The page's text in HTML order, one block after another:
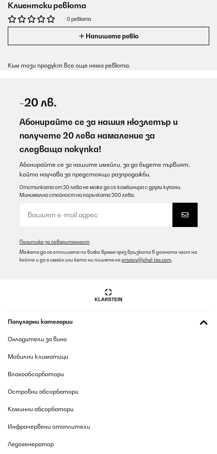
Клиентски ревюта
0 ревюта
Напишете ревю
Към този продукт все още няма ревюта.
-20 лв.
Абонирайте се за нашия нюзлетър и
получете 20 лева намаление за
следваща покупка!
Абонирайте се за нашите имейли, за да бъдете първият,
който научава за предстоящи разпродажби.
Отстъпката от 20 лева не може да се комбинира с други купони.
Минимална стойност на поръчката 200 лева.
Политика за поверителност
Можете да се отпишете по всяко време чрез връзката в долната част на
който и да е имейл или като ни пишете на privacy@chal-tec.com
Популярни категории
Охладители за вино
Мобилни климатици
Влагоабсорбатори
Островни абсорбатори
Коминни абсорбатори
Инфрачервени отоплители
Ледогенератор